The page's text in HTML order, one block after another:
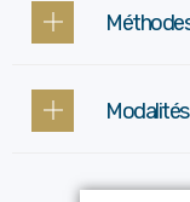
Modalités